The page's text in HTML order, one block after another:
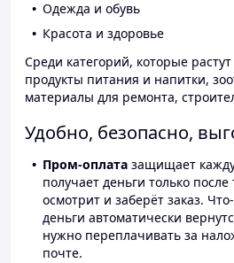
Одежда и обувь
Красота и здоровье
Среди категорий, которые
продукты питания и напитки,
материалы для ремонта,
Удобно, безопасно,
Пром-оплата защищает
получает деньги только после
осмотрит и заберёт заказ.
деньги автоматически
нужно переплачивать за
почте.